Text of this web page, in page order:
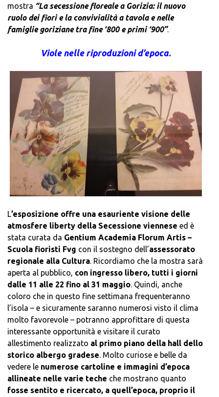
mostra “La secessione floreale a Gorizia: il nuovo
ruolo dei fiori e la convivialità a tavola e nelle
famiglie goriziane tra fine ‘800 e primi ‘900”.
Viole nelle riproduzioni d’epoca.
L’esposizione offre una esauriente visione delle
atmosfere liberty della Secessione viennese ed è
stata curata da Gentium Academia Florum Artis –
Scuola fioristi Fvg con il sostegno dell’assessorato
regionale alla Cultura. Ricordiamo che la mostra sarà
aperta al pubblico, con ingresso libero, tutti i giorni
dalle 11 alle 22 fino al 31 maggio. Quindi, anche
coloro che in questo fine settimana frequenteranno
l’isola – e sicuramente saranno numerosi visto il clima
molto favorevole – potranno approfittare di questa
interessante opportunità e visitare il curato
allestimento realizzato al primo piano della hall dello
storico albergo gradese. Molto curiose e belle da
vedere le numerose cartoline e immagini d’epoca
allineate nelle varie teche che mostrano quanto
fosse sentito e ricercato, a quell’epoca, proprio il